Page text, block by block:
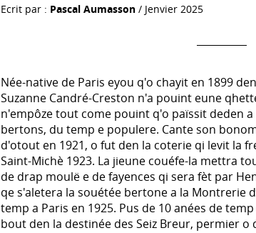
Ecrit par : Pascal Aumasson / Jenvier 2025
Née-native de Paris eyou q'o chayit en 1899
Suzanne Candré-Creston n'a pouint eune
n'empôze tout come pouint q'o païssit deden
bertons, du temp e populere. Cante son
d'otout en 1921, o fut den la coterie qi levit la
Saint-Michè 1923. La jieune couéfe-la mettra
de drap moulë e de fayences qi sera fèt par
qe s'aletera la souétée bertone a la Montrerie
temp a Paris en 1925. Pus de 10 anées de
bout den la destinée des Seiz Breur, permier o